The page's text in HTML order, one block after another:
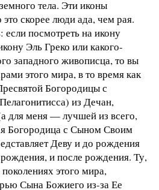
тела. Эти иконы
скорее люди ада, чем рая.
если посмотреть на икону
Эль Греко или какого-
западного живописца, то вы
этого мира, в то время как
Богородицы с
из Дечан,
для меня — лучшей из всего,
Богородица с Сыном Своим
Деву и до рождения
и после рождения. Ту,
этого мира,
Сына Божиего из-за Ее